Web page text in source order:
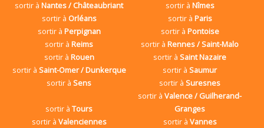
sortir àNantes / Châteaubriant sortir à Nîmes
sortir à Orléans sortir à Paris
sortir à Perpignan sortir à Pontoise
sortir àReims sortir àRennes / Saint-Malo
sortir à Rouen sortir àSaint Nazaire
sortir à Saint-Omer / Dunkerque sortir àSaumur
sortir àSens sortir àSuresnes
sortir àTours
sortir àValence / Guilherand-
Granges
sortir à Valenciennes sortir à Vannes